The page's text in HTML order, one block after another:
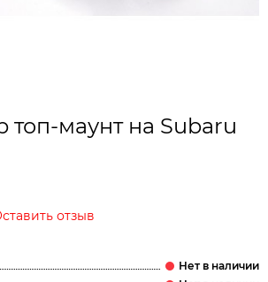
топ-маунт на Subaru
отзыв